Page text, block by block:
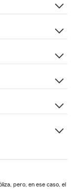
pero, en ese caso, el